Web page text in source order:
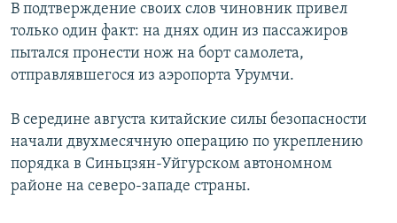
В подтверждение своих слов чиновник привел
только один факт: на днях один из пассажиров
пытался пронести нож на борт самолета,
отправлявшегося из аэропорта Урумчи.
В середине августа китайские силы безопасности
начали двухмесячную операцию по укреплению
порядка в Синьцзян-Уйгурском автономном
районе на северо-западе страны.